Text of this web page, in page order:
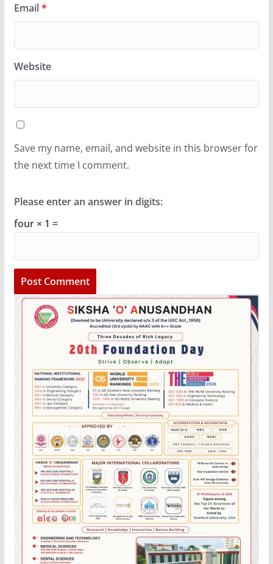
Email*
Website
Save my name, email, and website in this browser for
the next time I comment.
Please enter an answer in digits:
four × 1 =